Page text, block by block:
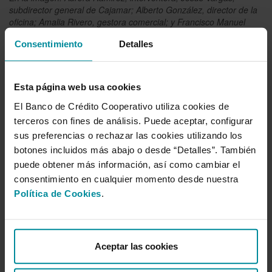
Consentimiento Detalles
Esta página web usa cookies
El Banco de Crédito Cooperativo utiliza cookies de
terceros con fines de análisis. Puede aceptar, configurar
sus preferencias o rechazar las cookies utilizando los
botones incluidos más abajo o desde “Detalles”. También
puede obtener más información, así como cambiar el
consentimiento en cualquier momento desde nuestra
Política de Cookies
Aceptar las cookies
subdirector general de Cajamar; Alberto González, director de la
oficina; Amalia Rivero, gestora comercial; y Francisco Manuel
Sala de prensa
Año 2026
Año 2025
Año 2024
Año 2023
Año 2022
Año 2019